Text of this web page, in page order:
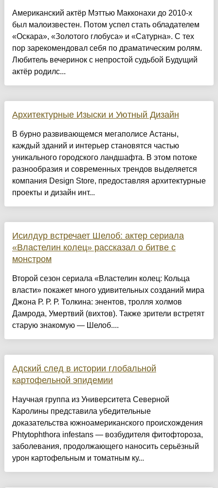
Американский актёр Мэттью Макконахи до 2010-х
был малоизвестен. Потом успел стать обладателем
«Оскара», «Золотого глобуса» и «Сатурна». С тех
пор зарекомендовал себя по драматическим ролям.
Любитель вечеринок с непростой судьбой Будущий
актёр родилс...
Архитектурные Изыски и Уютный Дизайн
​В бурно развивающемся мегаполисе Астаны,
каждый зданий и интерьер становятся частью
уникального городского ландшафта. В этом потоке
разнообразия и современных трендов выделяется
компания Design Store, предоставляя архитектурные
проекты и дизайн инт...
Исилдур встречает Шелоб: актер сериала
«Властелин колец» рассказал о битве с
монстром
Второй сезон сериала «Властелин колец: Кольца
власти» покажет много удивительных созданий мира
Джона Р. Р. Р. Толкина: энентов, тролля холмов
Дамрода, Умертвий (вихтов). Также зрители встретят
старую знакомую — Шелоб....
Адский след в истории глобальной
картофельной эпидемии
Научная группа из Университета Северной
Каролины представила убедительные
доказательства южноамериканского происхождения
Phtytophthora infestans — возбудителя фитофтороза,
заболевания, продолжающего наносить серьёзный
урон картофельным и томатным ку...